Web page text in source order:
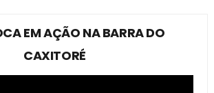
EM AÇÃO NA BARRA DO
CAXITORÉ